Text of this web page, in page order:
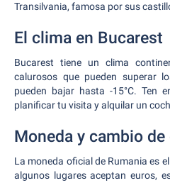
Transilvania, famosa por sus
El clima en Bucarest
Bucarest tiene un clima
calurosos que pueden superar
pueden bajar hasta -15°C. Ten
planificar tu visita y alquilar un
Moneda y cambio
La moneda oficial de Rumania es
algunos lugares aceptan euros,